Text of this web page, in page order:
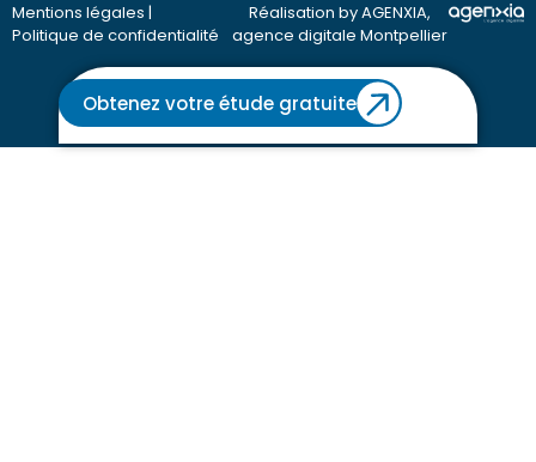
Mentions légales |
Politique de confidentialité
Réalisation by AGENXIA,
agence digitale Montpellier
Obtenez votre étude gratuite